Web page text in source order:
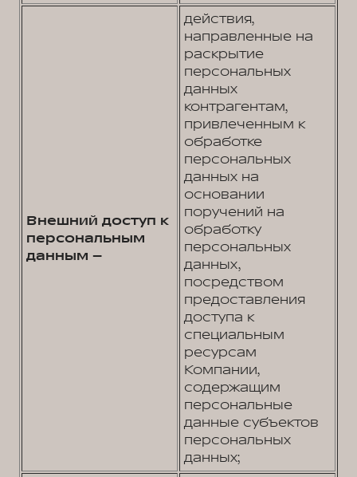
Внешний доступ к
персональным
данным –
действия,
направленные на
раскрытие
персональных
данных
контрагентам,
привлеченным к
обработке
персональных
данных на
основании
поручений на
обработку
персональных
данных,
посредством
предоставления
доступа к
специальным
ресурсам
Компании,
содержащим
персональные
данные субъектов
персональных
данных;